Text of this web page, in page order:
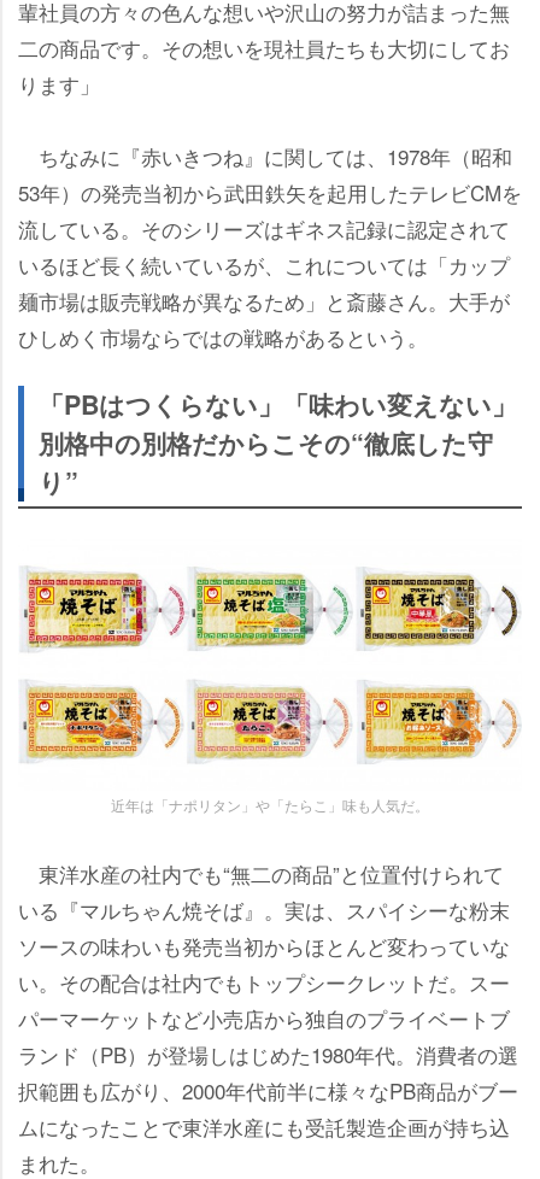
輩社員の方々の色んな想いや沢山の努力が詰まった無
二の商品です。その想いを現社員たちも大切にしてお
ります」
ちなみに『赤いきつね』に関しては、1978年（昭和
53年）の発売当初から武田鉄矢を起用したテレビCMを
流している。そのシリーズはギネス記録に認定されて
いるほど長く続いているが、これについては「カップ
麺市場は販売戦略が異なるため」と斎藤さん。大手が
ひしめく市場ならではの戦略があるという。
「PBはつくらない」「味わい変えない」
別格中の別格だからこその“徹底した守
り”
近年は「ナポリタン」や「たらこ」味も人気だ。
東洋水産の社内でも“無二の商品”と位置付けられて
いる『マルちゃん焼そば』。実は、スパイシーな粉末
ソースの味わいも発売当初からほとんど変わっていな
い。その配合は社内でもトップシークレットだ。スー
パーマーケットなど小売店から独自のプライベートブ
ランド（PB）が登場しはじめた1980年代。消費者の選
択範囲も広がり、2000年代前半に様々なPB商品がブー
ムになったことで東洋水産にも受託製造企画が持ち込
まれた。